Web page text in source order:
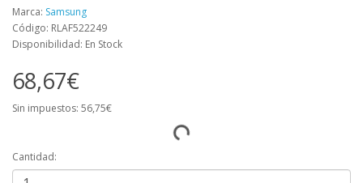
Marca: Samsung
Código: RLAF522249
Disponibilidad: En Stock
68,67€
Sin impuestos: 56,75€
Cantidad: